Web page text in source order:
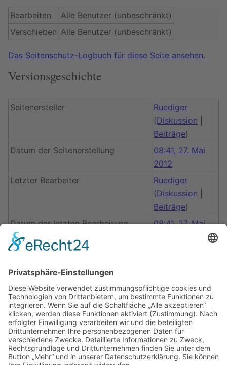
Bearbeiten
Alle Benutzer (unbeschränkt)
Verschieben Alle Benutzer (unbeschränkt)
Das Seitenschutz-Logbuch für diese Seite ansehen.
Versionsgeschichte
Seitenersteller
Ruediger
(Diskussion
Beiträge)
Datum der Seitenerstellung
08:41, 27. Mai
2012
Letzter Bearbeiter
Ruediger
(Diskussion
Beiträge)
Datum der letzten Bearbeitung
08:41, 27. Mai
Gesamtzahl der Bearbeitungen
Gesamtzahl unterschiedlicher
Autoren
Anzahl der kürzlich erfolgten
Bearbeitungen (in den letzten 90
Tagen)
0
Anzahl unterschiedlicher Autoren
der kürzlich erfolgten
0